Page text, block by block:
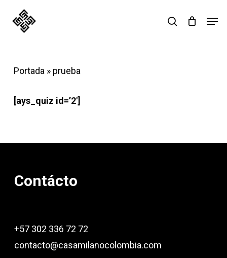
search
Portada » prueba
[ays_quiz id=’2′]
Contácto
+57 302 336 72 72
contacto@casamilanocolombia.com